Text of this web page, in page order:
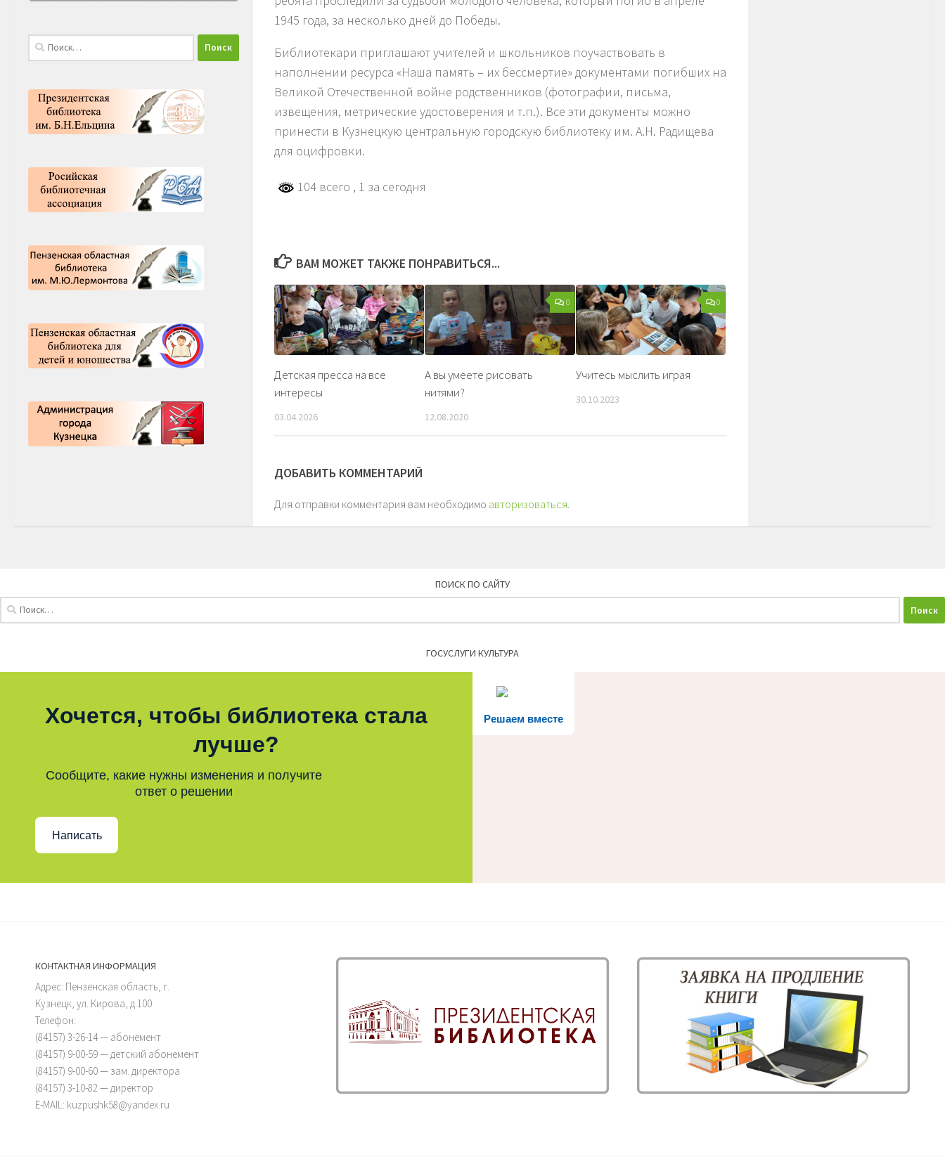
1945 года, за несколько дней до Победы.
Библиотекари приглашают учителей и школьников поучаствовать в
наполнении ресурса «Наша память – их бессмертие» документами погибших на
Великой Отечественной войне родственников (фотографии, письма,
извещения, метрические удостоверения и т.п.). Все эти документы можно
принести в Кузнецкую центральную городскую библиотеку им. А.Н. Радищева
для оцифровки.
104 всего , 1 за сегодня
ВАМ МОЖЕТ ТАКЖЕ ПОНРАВИТЬСЯ...
Детская пресса на все
интересы
03.04.2026
0
А вы умеете рисовать
нитями?
12.08.2020
0
Учитесь мыслить играя
30.10.2023
ДОБАВИТЬ КОММЕНТАРИЙ
Для отправки комментария вам необходимо авторизоваться.
Найти:
ПОИСК ПО САЙТУ
ГОСУСЛУГИ КУЛЬТУРА
Решаем вместе
Хочется, чтобы библиотека стала
лучше?
Сообщите, какие нужны изменения и получите
ответ о решении
Написать
КОНТАКТНАЯ ИНФОРМАЦИЯ
Адрес: Пензенская область, г.
Кузнецк, ул. Кирова, д.100
Телефон:
(84157) 3-26-14 — абонемент
(84157) 9-00-59 — детский абонемент
(84157) 9-00-60 — зам. директора
(84157) 3-10-82 — директор
E-MAIL: kuzpushk58@yandex.ru